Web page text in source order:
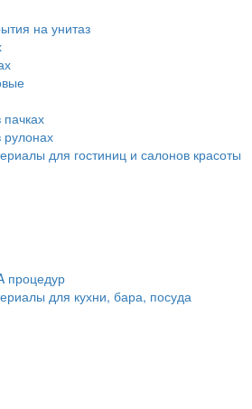
на унитаз
рулонах
для гостиниц и салонов красоты
процедур
для кухни, бара, посуда